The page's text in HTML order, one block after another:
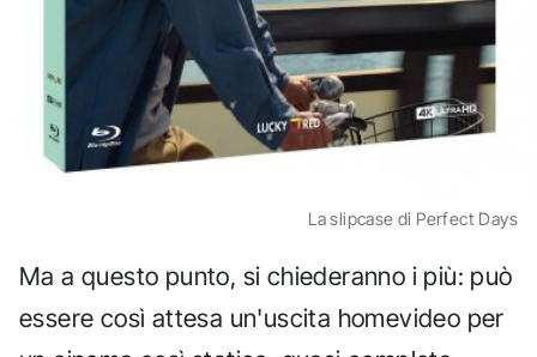
La slipcase di Perfect Days
Ma a questo punto, si chiederanno i più: può
essere così attesa un'uscita homevideo per